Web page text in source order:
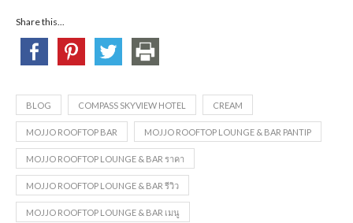
Share this...
BLOG COMPASS SKYVIEW HOTEL CREAM
MOJJO ROOFTOP BAR MOJJO ROOFTOP LOUNGE & BAR PANTIP
MOJJO ROOFTOP LOUNGE & BAR ราคา
MOJJO ROOFTOP LOUNGE & BAR รีวิว
MOJJO ROOFTOP LOUNGE & BAR เมนู